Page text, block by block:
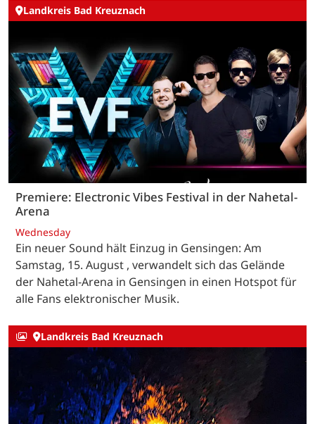
Landkreis Bad Kreuznach
Premiere: Electronic Vibes Festival in der Nahetal-
Arena
Wednesday
Ein neuer Sound hält Einzug in Gensingen: Am
Samstag, 15. August , verwandelt sich das Gelände
der Nahetal-Arena in Gensingen in einen Hotspot für
alle Fans elektronischer Musik.
Landkreis Bad Kreuznach